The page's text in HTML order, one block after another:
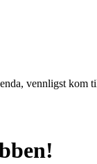
vennligst kom